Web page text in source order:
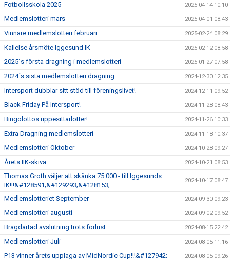
Fotbollsskola 2025 2025-04-14 10:10
Medlemslotteri mars 2025-04-01 08:43
Vinnare medlemslotteri februari 2025-02-24 08:29
Kallelse årsmöte Iggesund IK 2025-02-12 08:58
2025´s första dragning i medlemslotteri 2025-01-27 07:58
2024´s sista medlemslotteri dragning 2024-12-30 12:35
Intersport dubblar sitt stöd till föreningslivet! 2024-12-11 09:52
Black Friday På Intersport! 2024-11-28 08:43
Bingolottos uppesittarlotter! 2024-11-26 10:33
Extra Dragning medlemslotteri 2024-11-18 10:37
Medlemslotteri Oktober 2024-10-28 09:27
Årets IIK-skiva 2024-10-21 08:53
Thomas Groth väljer att skänka 75 000:- till Iggesunds
IK!!!&#128591;&#129293;&#128153;
2024-10-17 08:47
Medlemslotteriet September 2024-09-30 09:23
Medlemslotteri augusti 2024-09-02 09:52
Bragdartad avslutning trots förlust 2024-08-15 22:42
Medlemslotteri Juli 2024-08-05 11:16
P13 vinner årets upplaga av MidNordic Cup!!!&#127942; 2024-08-05 09:26